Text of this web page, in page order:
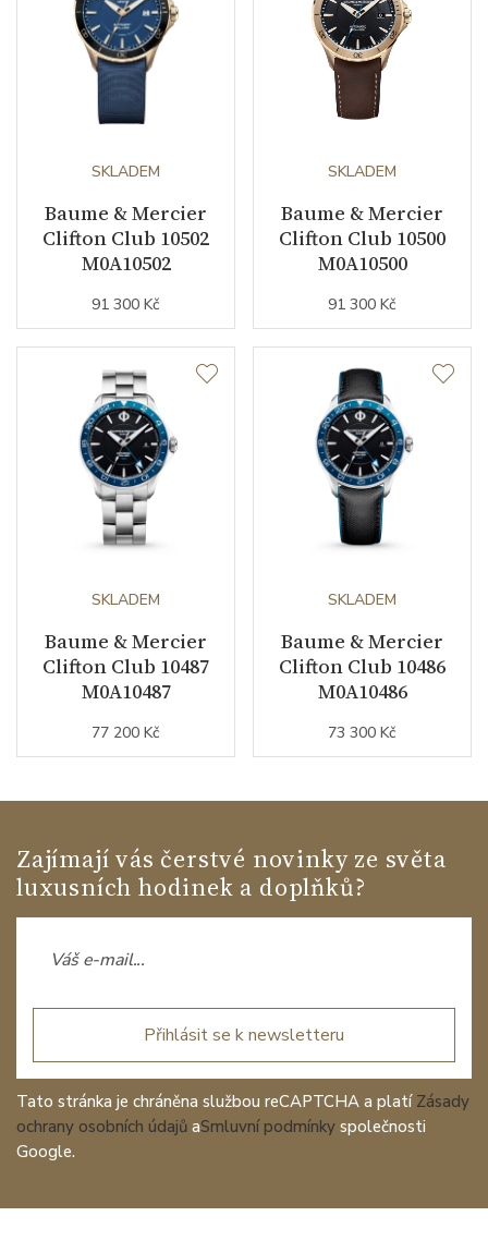
Barva řemínku
nerezová ocel
Doplňující údaje
Záruční doba
nepodnikatelé (měsíců)
Modelová řada
SKLADEM
Baume & Mercier
Clifton Club 10502
M0A10502
91 300 Kč
SKLADEM
Baume & Mercier
Clifton Club 10500
M0A10500
91 300 Kč
SKLADEM
Baume & Mercier
Clifton Club 10487
M0A10487
77 200 Kč
SKLADEM
Baume & Mercier
Clifton Club 10486
M0A10486
73 300 Kč
Zajímají vás čerstvé novinky ze světa
luxusních hodinek a doplňků?
Přihlásit se k newsletteru
Tato stránka je chráněna službou reCAPTCHA a platí Zásady
ochrany osobních údajů aSmluvní podmínky společnosti
Google.